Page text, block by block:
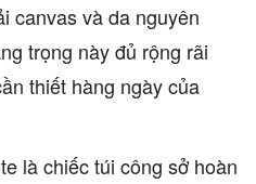
canvas và da nguyên
trọng này đủ rộng rãi
thiết hàng ngày của
là chiếc túi công sở hoàn